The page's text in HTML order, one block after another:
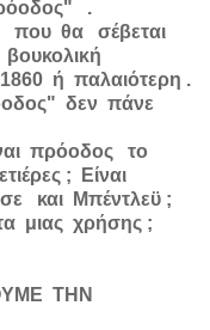
.
που θα σέβεται
ή παλαιότερη .
δεν πάνε
πρόοδος το
; Είναι
και Μπέντλεϋ ;
μιας χρήσης ;
ΤΗΝ